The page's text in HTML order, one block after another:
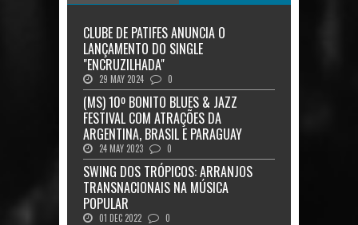
CLUBE DE PATIFES ANUNCIA O
LANÇAMENTO DO SINGLE
"ENCRUZILHADA"
29 MAY 2024 0
(MS) 10º BONITO BLUES & JAZZ
FESTIVAL COM ATRAÇÕES DA
ARGENTINA, BRASIL E PARAGUAY
24 MAY 2023 0
SWING DOS TRÓPICOS: ARRANJOS
TRANSNACIONAIS NA MÚSICA
POPULAR
01 DEC 2022 0